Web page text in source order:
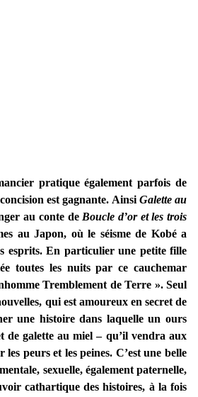
pratique également parfois de
est gagnante. Ainsi Galette au
au conte de Boucle d’or et les trois
au Japon, où le séisme de Kobé a
esprits. En particulier une petite fille
toutes les nuits par ce cauchemar
Tremblement de Terre ». Seul
qui est amoureux en secret de
une histoire dans laquelle un ours
de galette au miel – qu’il vendra aux
peurs et les peines. C’est une belle
sexuelle, également paternelle,
cathartique des histoires, à la fois